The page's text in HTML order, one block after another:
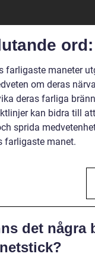
ord:
farligaste maneter
om deras
deras farliga
kan bidra till
sprida
farligaste manet.
det några